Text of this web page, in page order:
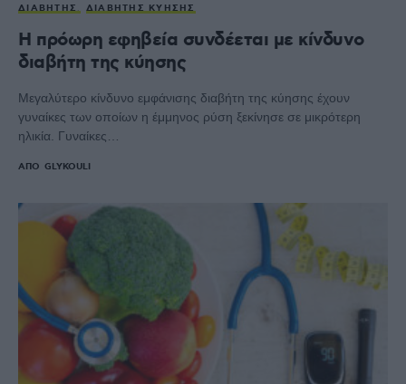
ΔΙΑΒΉΤΗΣ ΔΙΑΒΉΤΗΣ ΚΎΗΣΗΣ
Η πρόωρη εφηβεία συνδέεται με κίνδυνο
διαβήτη της κύησης
Mεγαλύτερο κίνδυνο εμφάνισης διαβήτη της κύησης έχουν
γυναίκες των οποίων η έμμηνος ρύση ξεκίνησε σε μικρότερη
ηλικία. Γυναίκες…
ΑΠΌ GLYKOULI